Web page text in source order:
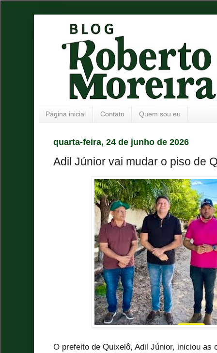
Página inicial Contato Quem sou eu
quarta-feira, 24 de junho de 2026
Adil Júnior vai mudar o piso de
O prefeito de Quixelô, Adil Júnior, iniciou as